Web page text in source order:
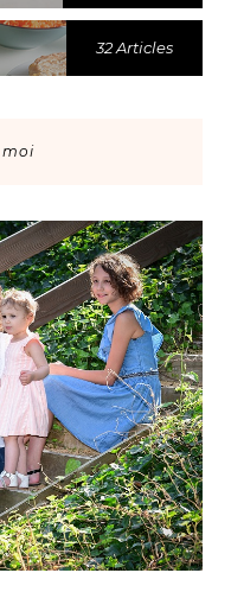
32 Articles
moi